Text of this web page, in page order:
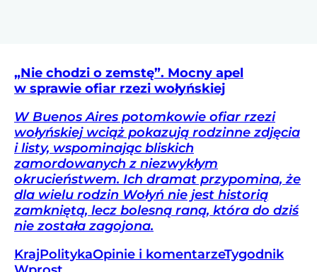
„Nie chodzi o zemstę”. Mocny apel
w sprawie ofiar rzezi wołyńskiej
W Buenos Aires potomkowie ofiar rzezi
wołyńskiej wciąż pokazują rodzinne zdjęcia
i listy, wspominając bliskich
zamordowanych z niezwykłym
okrucieństwem. Ich dramat przypomina, że
dla wielu rodzin Wołyń nie jest historią
zamkniętą, lecz bolesną raną, która do dziś
nie została zagojona.
KrajPolitykaOpinie i komentarzeTygodnik